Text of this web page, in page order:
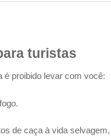
turistas
é proibido levar com você:
de caça à vida